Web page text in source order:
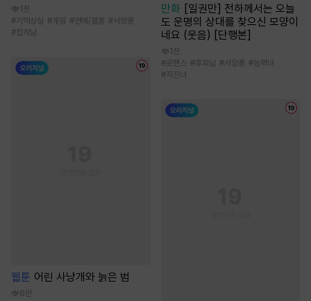
1천
#기억상실 # 게임 #연애/결혼 #서양풍
#집착남
웹툰 어린 사냥개와 늙은 범
6만
만화 [일권만] 전하께서는 오늘
도 운명의 상대를 찾으신 모양이
네요 (웃음) [단행본]
1천
#로맨스 #후회남 #서양풍 #능력녀
#직진녀